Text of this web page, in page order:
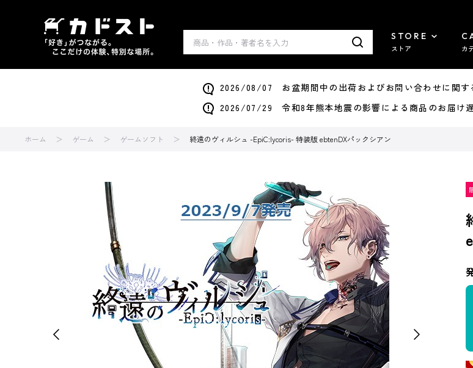
STORE
ストア カ
2026/08/07 お盆期間中の出荷およびお問い合わせに関す
2026/07/29 令和8年熊本地震の影響による商品のお届け
ホーム ゲーム ゲームソフト 終遠のヴィルシュ -EpiC:lycoris- 特装版 ebtenDXパックシアン